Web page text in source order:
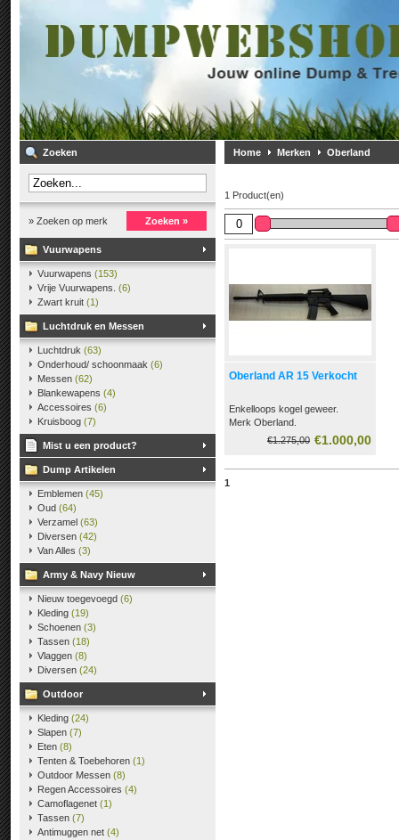
Zoeken
» Zoeken op merk Zoeken »
Vuurwapens
Vuurwapens (153)
Vrije Vuurwapens. (6)
Zwart kruit (1)
Luchtdruk en Messen
Luchtdruk (63)
Onderhoud/ schoonmaak (6)
Messen (62)
Blankewapens (4)
Accessoires (6)
Kruisboog (7)
Mist u een product?
Dump Artikelen
Emblemen (45)
Oud (64)
Verzamel (63)
Diversen (42)
Van Alles (3)
Army & Navy Nieuw
Nieuw toegevoegd (6)
Kleding (19)
Schoenen (3)
Tassen (18)
Vlaggen (8)
Diversen (24)
Outdoor
Kleding (24)
Slapen (7)
Eten (8)
Tenten & Toebehoren (1)
Outdoor Messen (8)
Regen Accessoires (4)
Camoflagenet (1)
Tassen (7)
Antimuggen net (4)
Home Merken Oberland
1 Product(en)
Oberland AR 15 Verkocht
Enkelloops kogel geweer.
Merk Oberland.
Kaliber 223.
€1.000,00
€1.275,00
1